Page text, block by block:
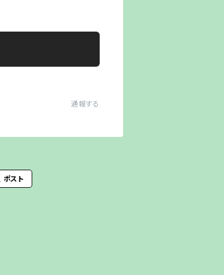
通報する
ポスト